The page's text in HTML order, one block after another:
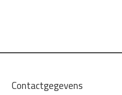
Contactgegevens